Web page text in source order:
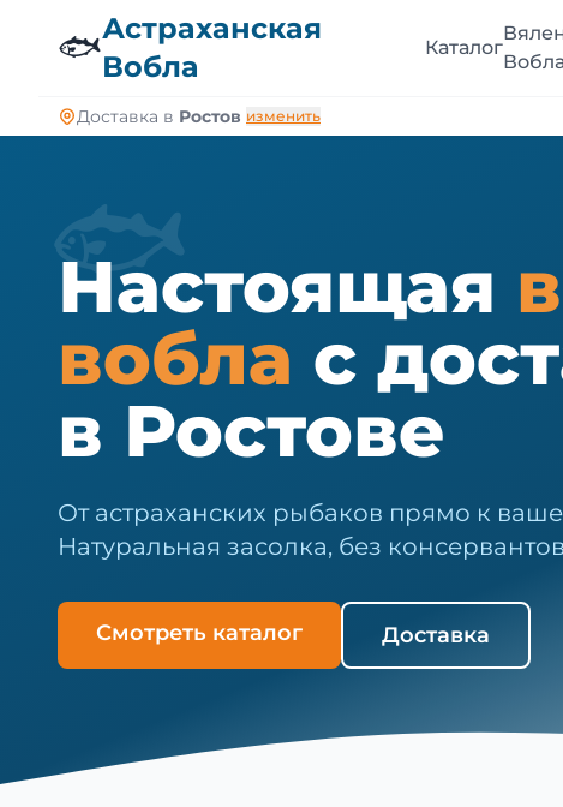
🐟Астраханская
Вобла
Каталог
Доставка в Ростов изменить
🐟
Настоящая
вобла с
в Ростове
От астраханских рыбаков прямо к
Натуральная засолка, без
Смотреть каталог Доставка